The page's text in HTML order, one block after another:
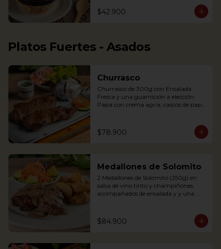
Delicious Rice Soup with vegetables,
served with minced meat, sweet
$42.900
Platos Fuertes - Asados
Churrasco
Churrasco de 300g con Ensalada
Fresca y una guarnición a elección:
Papa con crema agria, cascos de papa
y arracacha
served on a griddle with a baked
potato with sour cream.
Accompanied with a fresh salad and
Chimichurri sauce.
$78.900
Medallones de Solomito
2 Medallones de Solomito (250g) en
salsa de vino tinto y champiñones,
acompañados de ensalada y y una
maduro relleno de quesito, Palitos de
Yuca, Puré de papa y arracacha
$84.900